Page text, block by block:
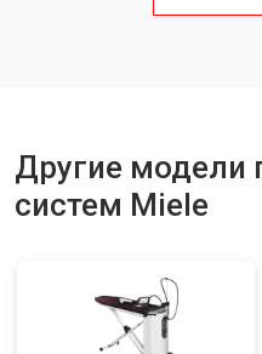
Другие модели
систем Miele